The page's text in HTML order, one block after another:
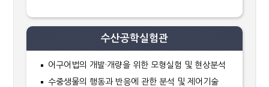
수산공학실험관
어구어법의 개발·개량을 위한 모형실험 및 현상분석
수중생물의 행동과 반응에 관한 분석 및 제어기술